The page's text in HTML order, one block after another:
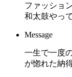
ファッショ
和太鼓やっ
Message
一生で一度
が惚れた納